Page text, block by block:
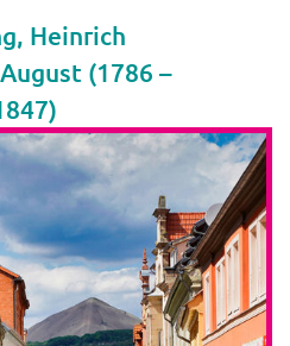
Heinrich
(1786 –